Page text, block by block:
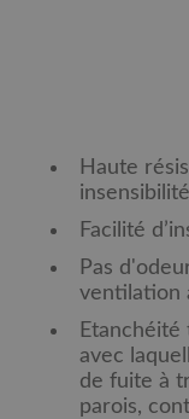
Haute
Facilité
Pas
ventilation
Etanchéité
avec
de fuite à
parois,